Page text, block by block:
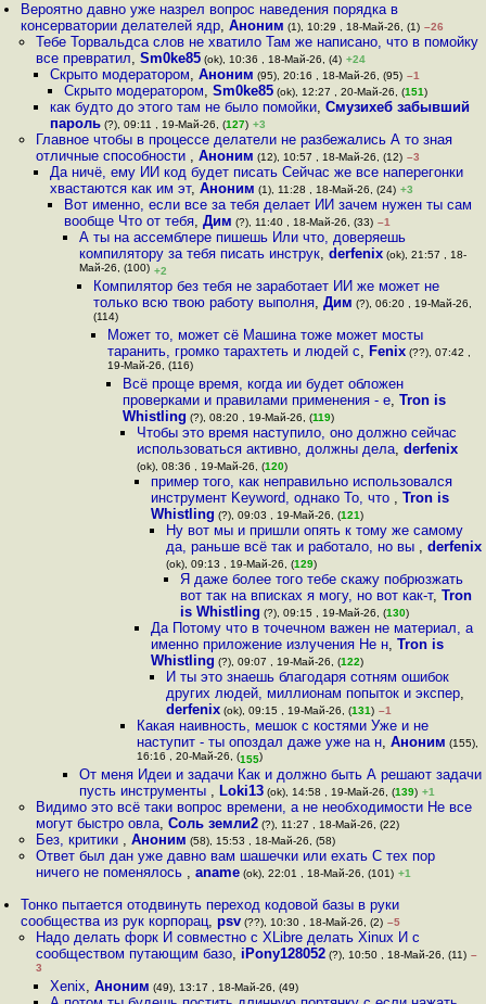
Вероятно давно уже назрел вопрос наведения порядка в
консерватории делателей ядр,Аноним (1), 10:29 , 18-Май-26, (1) –26
Тебе Торвальдса слов не хватило Там же написано, что в помойку
все превратил, Sm0ke85(ok), 10:36 , 18-Май-26, (4) +24
Скрыто модератором, Аноним (95), 20:16 , 18-Май-26, (95) –1
Скрыто модератором,Sm0ke85 (ok), 12:27 , 20-Май-26, (151)
как будто до этого там не было помойки, Смузихеб забывший
пароль(?), 09:11 , 19-Май-26, (127) +3
Главное чтобы в процессе делатели не разбежались А то зная
отличные способности , Аноним (12), 10:57 , 18-Май-26, (12) –3
Да ничё, ему ИИ код будет писать Сейчас же все наперегонки
хвастаются как им эт, Аноним (1), 11:28 , 18-Май-26, (24) +3
Вот именно, если все за тебя делает ИИ зачем нужен ты сам
вообще Что от тебя,Дим (?), 11:40 , 18-Май-26, (33) –1
А ты на ассемблере пишешь Или что, доверяешь
компилятору за тебя писать инструк, derfenix(ok), 21:57 , 18-
Май-26, (100) +2
Компилятор без тебя не заработает ИИ же может не
только всю твою работу выполня, Дим (?), 06:20 , 19-Май-26,
(114)
Может то, может сё Машина тоже может мосты
таранить, громко тарахтеть и людей с, Fenix (??), 07:42 ,
19-Май-26, (116)
Всё проще время, когда ии будет обложен
проверками и правилами применения - е, Tron is
Whistling (?), 08:20 , 19-Май-26, (119)
Чтобы это время наступило, оно должно сейчас
использоваться активно, должны дела, derfenix
(ok), 08:36 , 19-Май-26, (120)
пример того, как неправильно использовался
инструмент Keyword, однако То, что ,Tron is
Whistling (?), 09:03 , 19-Май-26, (121)
Ну вот мы и пришли опять к тому же самому
да, раньше всё так и работало, но вы , derfenix
(ok), 09:13 , 19-Май-26, (129)
Я даже более того тебе скажу побрюзжать
вот так на вписках я могу, но вот как-т, Tron
is Whistling (?), 09:15 , 19-Май-26, (130)
Да Потому что в точечном важен не материал, а
именно приложение излучения Не н,Tron is
Whistling (?), 09:07 , 19-Май-26, (122)
И ты это знаешь благодаря сотням ошибок
других людей, миллионам попыток и экспер,
derfenix(ok), 09:15 , 19-Май-26, (131) –1
Какая наивность, мешок с костями Уже и не
наступит - ты опоздал даже уже на н, Аноним (155),
16:16 , 20-Май-26, (155)
От меня Идеи и задачи Как и должно быть А решают задачи
пусть инструменты , Loki13(ok), 14:58 , 19-Май-26, (139) +1
Видимо это всё таки вопрос времени, а не необходимости Не все
могут быстро овла, Соль земли2(?), 11:27 , 18-Май-26, (22)
Без, критики , Аноним (58), 15:53 , 18-Май-26, (58)
Ответ был дан уже давно вам шашечки или ехать С тех пор
ничего не поменялось , aname(ok), 22:01 , 18-Май-26, (101) +1
Тонко пытается отодвинуть переход кодовой базы в руки
сообщества из рук корпорац,psv (??), 10:30 , 18-Май-26, (2) –5
Надо делать форк И совместно с XLibre делать Xinux И с
сообществом путающим базо, iPony128052(?), 10:50 , 18-Май-26, (11) –
3
Xenix, Аноним (49), 13:17 , 18-Май-26, (49)